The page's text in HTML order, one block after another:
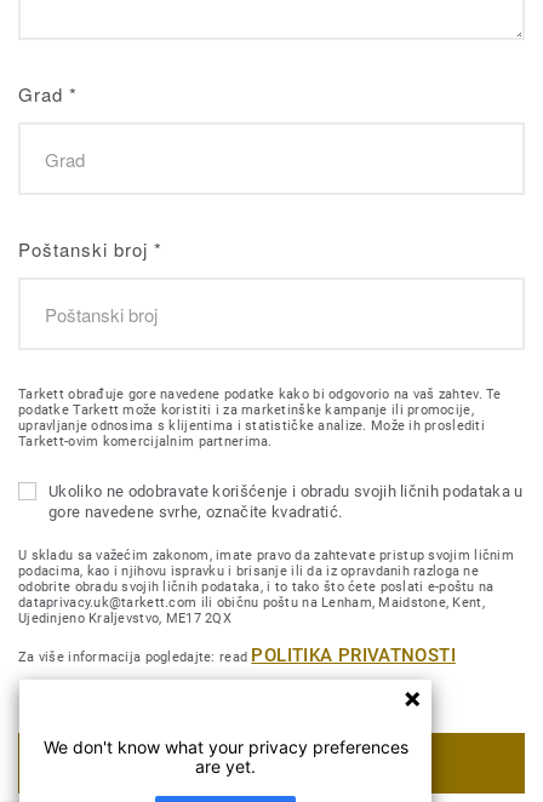
Grad *
Poštanski broj *
Tarkett obrađuje gore navedene podatke kako bi odgovorio na vaš zahtev. Te
podatke Tarkett može koristiti i za marketinške kampanje ili promocije,
upravljanje odnosima s klijentima i statističke analize. Može ih proslediti
Tarkett-ovim komercijalnim partnerima.
Ukoliko ne odobravate korišćenje i obradu svojih ličnih podataka u
gore navedene svrhe, označite kvadratić.
U skladu sa važećim zakonom, imate pravo da zahtevate pristup svojim ličnim
podacima, kao i njihovu ispravku i brisanje ili da iz opravdanih razloga ne
odobrite obradu svojih ličnih podataka, i to tako što ćete poslati e-poštu na
dataprivacy.uk@tarkett.com ili običnu poštu na Lenham, Maidstone, Kent,
Ujedinjeno Kraljevstvo, ME17 2QX
Za više informacija pogledajte: read POLITIKA PRIVATNOSTI
POŠALJI MOJ ZAHTEV
We don't know what your privacy preferences
are yet.